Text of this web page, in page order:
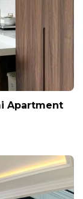
Apartment